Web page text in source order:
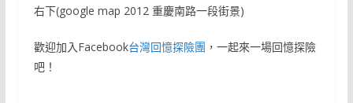
右下(google map 2012 重慶南路一段街景)
歡迎加入Facebook台灣回憶探險團 ，一起來一場回憶探險
吧！